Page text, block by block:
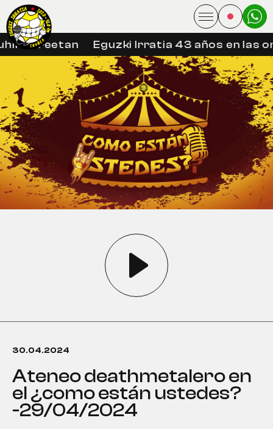
libreetan Eguzki Irratia 43 años en las
30.04.2024
ateneo deathmetalero en
el ¿como están ustedes?
-29/04/2024